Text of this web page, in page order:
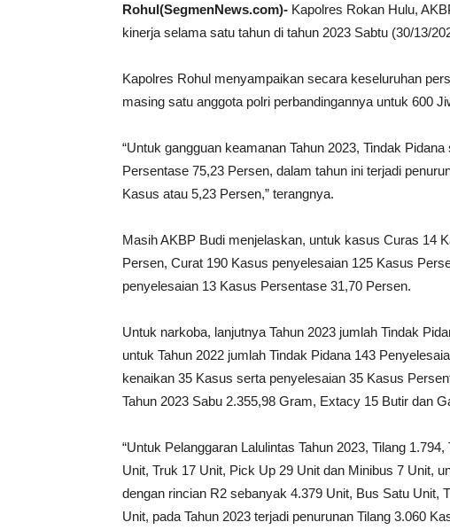
Rohul(SegmenNews.com)- Kapolres Rokan Hulu,
kinerja selama satu tahun di tahun 2023 Sabtu (30/13/
Kapolres Rohul menyampaikan secara keseluruhan
masing satu anggota polri perbandingannya untuk 600
“Untuk gangguan keamanan Tahun 2023, Tindak
Persentase 75,23 Persen, dalam tahun ini terjadi
Kasus atau 5,23 Persen,” terangnya.
Masih AKBP Budi menjelaskan, untuk kasus Curas 14
Persen, Curat 190 Kasus penyelesaian 125 Kasus
penyelesaian 13 Kasus Persentase 31,70 Persen.
Untuk narkoba, lanjutnya Tahun 2023 jumlah Tindak
untuk Tahun 2022 jumlah Tindak Pidana 143
kenaikan 35 Kasus serta penyelesaian 35 Kasus
Tahun 2023 Sabu 2.355,98 Gram, Extacy 15 Butir dan
“Untuk Pelanggaran Lalulintas Tahun 2023, Tilang
Unit, Truk 17 Unit, Pick Up 29 Unit dan Minibus 7 Unit,
dengan rincian R2 sebanyak 4.379 Unit, Bus Satu Unit,
Unit, pada Tahun 2023 terjadi penurunan Tilang 3.060